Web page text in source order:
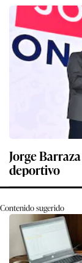
Jorge
deportivo
Contenido sugerido